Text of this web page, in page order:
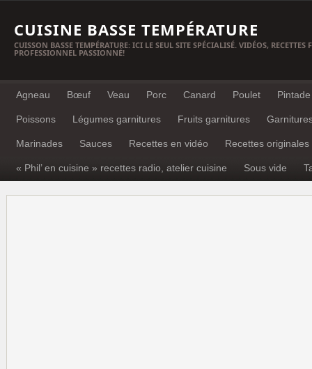
CUISINE BASSE TEMPÉRATURE
CUISSON BASSE TEMPÉRATURE: ICI LE SEUL SITE SPÉCIALISÉ. VIDÉOS, RECETTES
PROFESSIONNEL PASSIONNÉ!
Agneau Bœuf Veau Porc Canard Poulet Pintade
Poissons Légumes garnitures Fruits garnitures
Marinades Sauces Recettes en vidéo Recettes originales
« Phil’ en cuisine » recettes radio, atelier cuisine Sous vide